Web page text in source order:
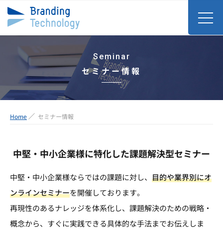
Seminar
セミナー情報
Home セミナー情報
中堅・中小企業様に特化した課題解決型セミナー
中堅・中小企業様ならではの課題に対し、 目的や業界別にオ
ンラインセミナーを開催しております。
再現性のあるナレッジを体系化し、課題解決のための戦略・
概念から、すぐに実践できる具体的な手法までお伝えしま